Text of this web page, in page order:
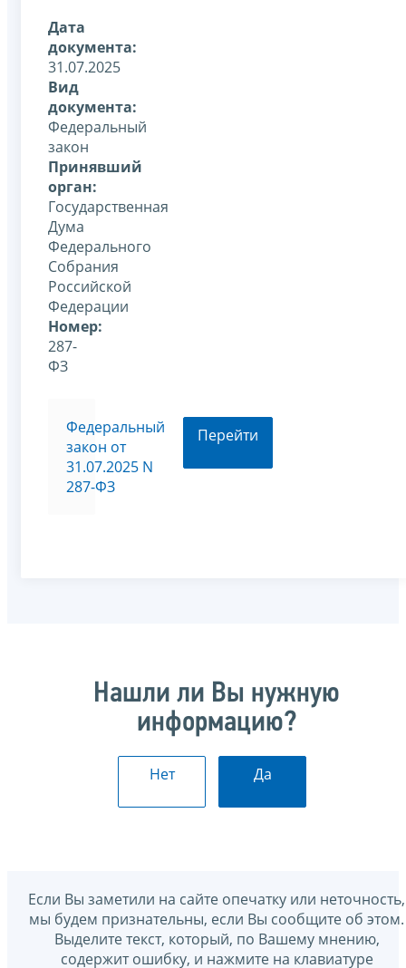
Дата
документа:
31.07.2025
Вид
документа:
Федеральный
закон
Принявший
орган:
Государственная
Дума
Федерального
Собрания
Российской
Федерации
Номер:
287-
ФЗ
Федеральный
закон от
31.07.2025 N
287-ФЗ
Перейти
Нашли ли Вы нужную
информацию?
Нет Да
Если Вы заметили на сайте опечатку или неточность,
мы будем признательны, если Вы сообщите об этом.
Выделите текст, который, по Вашему мнению,
содержит ошибку, и нажмите на клавиатуре